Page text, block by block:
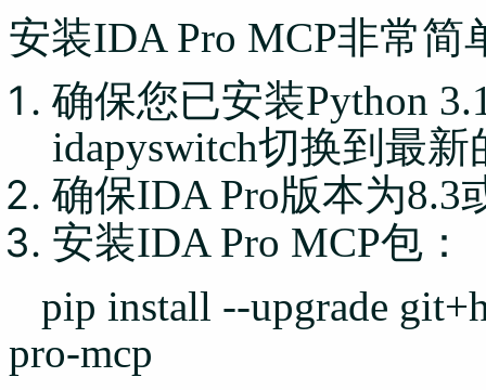
安装IDA Pro MCP非常简
确保您已安装Python
idapyswitch切换到最新
确保IDA Pro版本为8.3
安装IDA Pro MCP包：
pip install --upgrade
pro-mcp